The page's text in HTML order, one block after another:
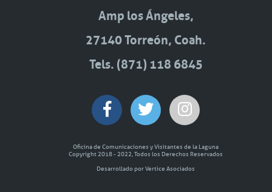
Amp los Ángeles,
27140 Torreón, Coah.
Tels. (871) 118 6845
Oficina de Comunicaciones y Visitantes de la Laguna
Copyright 2018 - 2022, Todos los Derechos Reservados
Desarrollado por Vertice Asociados